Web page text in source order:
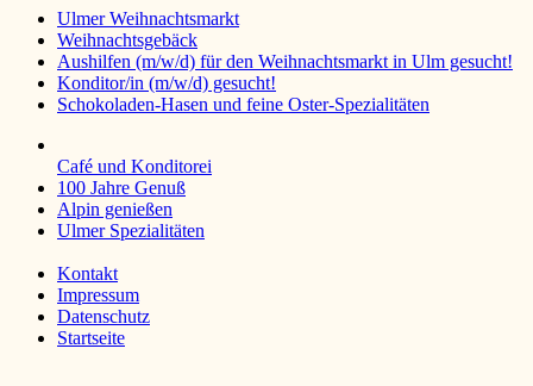
Ulmer Weihnachtsmarkt
Weihnachtsgebäck
Aushilfen (m/w/d) für den Weihnachtsmarkt in Ulm gesucht!
Konditor/in (m/w/d) gesucht!
Schokoladen-Hasen und feine Oster-Spezialitäten
Café und Konditorei
100 Jahre Genuß
Alpin genießen
Ulmer Spezialitäten
Kontakt
Impressum
Datenschutz
Startseite